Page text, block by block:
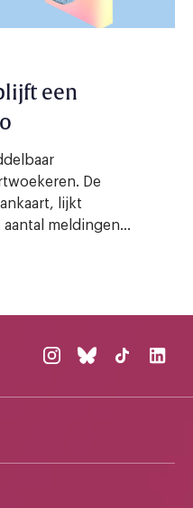
een
De
lijkt
meldingen...